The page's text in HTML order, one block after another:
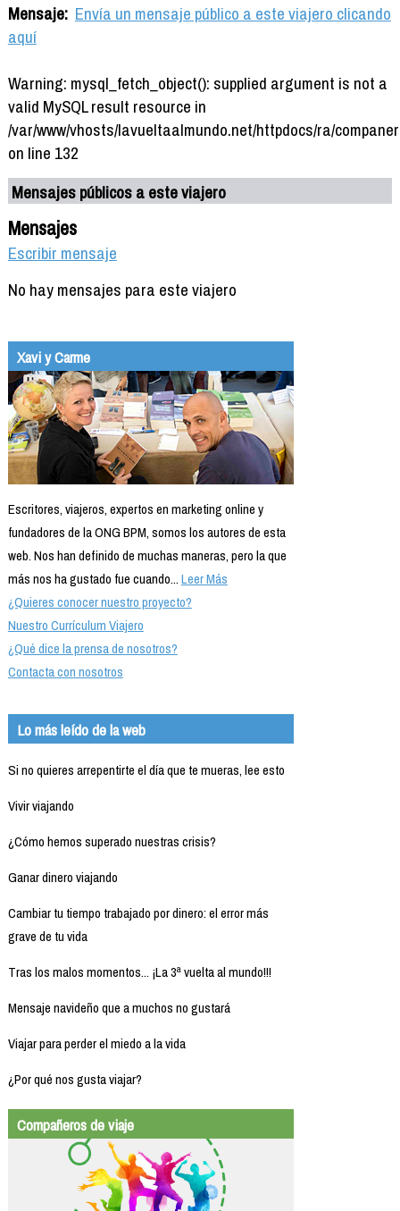
Mensaje: Envía un mensaje público a este viajero clicando
aquí
Warning: mysql_fetch_object(): supplied argument is not a
valid MySQL result resource in
/var/www/vhosts/lavueltaalmundo.net/httpdocs/ra/
on line 132
Mensajes públicos a este viajero
Mensajes
Escribir mensaje
No hay mensajes para este viajero
Xavi y Carme
Escritores, viajeros, expertos en marketing online y
fundadores de la ONG BPM, somos los autores de esta
web. Nos han definido de muchas maneras, pero la que
más nos ha gustado fue cuando...Leer Más
¿Quieres conocer nuestro proyecto?
Nuestro Currículum Viajero
¿Qué dice la prensa de nosotros?
Contacta con nosotros
Lo más leído de la web
Si no quieres arrepentirte el día que te mueras, lee esto
Vivir viajando
¿Cómo hemos superado nuestras crisis?
Ganar dinero viajando
Cambiar tu tiempo trabajado por dinero: el error más
grave de tu vida
Tras los malos momentos... ¡La 3ª vuelta al mundo!!!
Mensaje navideño que a muchos no gustará
Viajar para perder el miedo a la vida
¿Por qué nos gusta viajar?
Compañeros de viaje